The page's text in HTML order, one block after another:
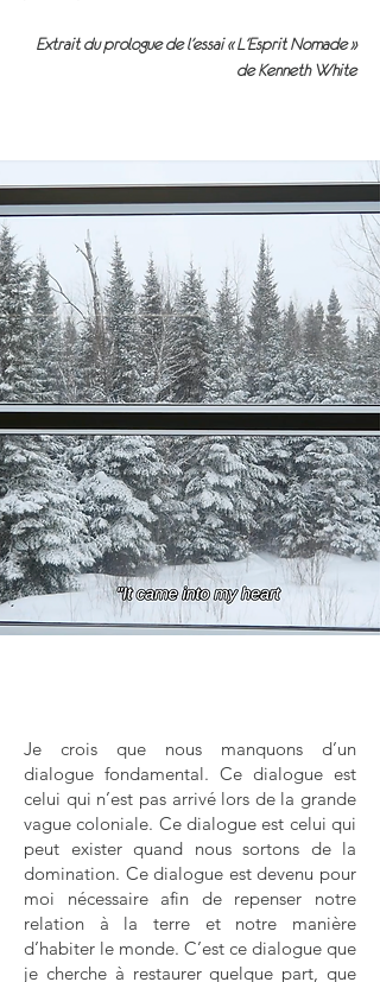
Extrait du prologue de l’essai « L’Esprit Nomade »
de Kenneth White
Je crois que nous manquons d’un
dialogue fondamental. Ce dialogue est
celui qui n’est pas arrivé lors de la grande
vague coloniale. Ce dialogue est celui qui
peut exister quand nous sortons de la
domination. Ce dialogue est devenu pour
moi nécessaire afin de repenser notre
relation à la terre et notre manière
d’habiter le monde. C’est ce dialogue que
je cherche à restaurer quelque part, que